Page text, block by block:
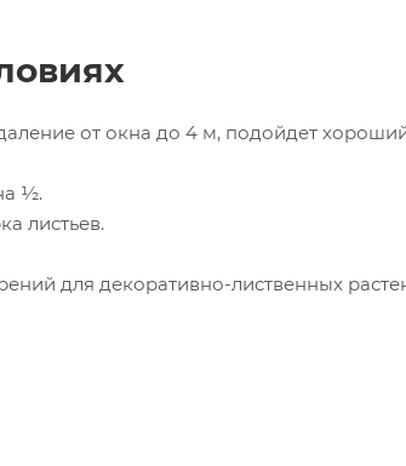
от окна до 4 м, подойдет
½.
листьев.
для декоративно-лиственных